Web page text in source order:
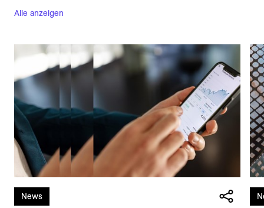
Alle anzeigen
News